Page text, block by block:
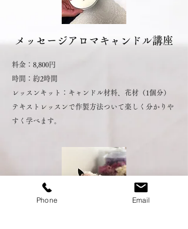
​メッセージアロマキャンドル講座
料金：8,800円
時間：約2時間
レッスンキット：キャンドル材料、花材（1個分）
テキストレッスンで作製方法ついて楽しく分かりや
すく学べます。
Phone Email